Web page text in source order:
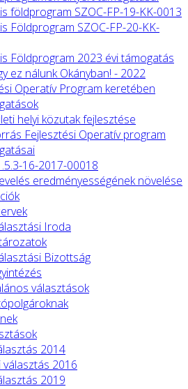
földprogram SZOC-FP-19-KK-0013
Földprogram SZOC-FP-20-KK-
Földprogram 2023 évi támogatás
ez nálunk Okányban! - 2022
Operatív Program keretében
helyi közutak fejlesztése
Fejlesztési Operatív program
16-2017-00018
eredményességének növelése
Iroda
Bizottság
választások
2014
választás 2016
2019